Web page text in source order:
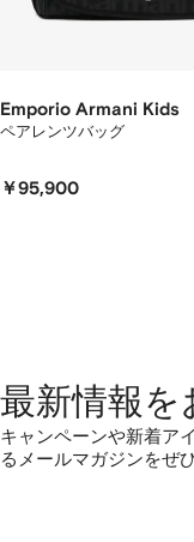
Emporio Armani Kids
ペアレンツバッグ
￥95,900
最新情報を
キャンペーンや新着ア
るメールマガジンをぜ